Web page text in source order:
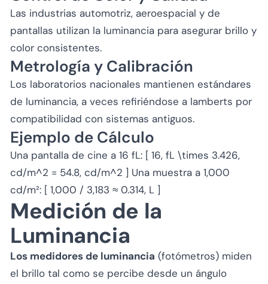
Las industrias automotriz, aeroespacial y de
pantallas utilizan la luminancia para asegurar brillo y
color consistentes.
Metrología y Calibración
Los laboratorios nacionales mantienen estándares
de luminancia, a veces refiriéndose a lamberts por
compatibilidad con sistemas antiguos.
Ejemplo de Cálculo
Una pantalla de cine a 16 fL: [ 16, fL \times 3.426,
cd/m^2 = 54.8, cd/m^2 ] Una muestra a 1,000
cd/m²: [ 1,000 / 3,183 ≈ 0.314, L ]
Medición de la
Luminancia
Los medidores de luminancia (fotómetros) miden
el brillo tal como se percibe desde un ángulo